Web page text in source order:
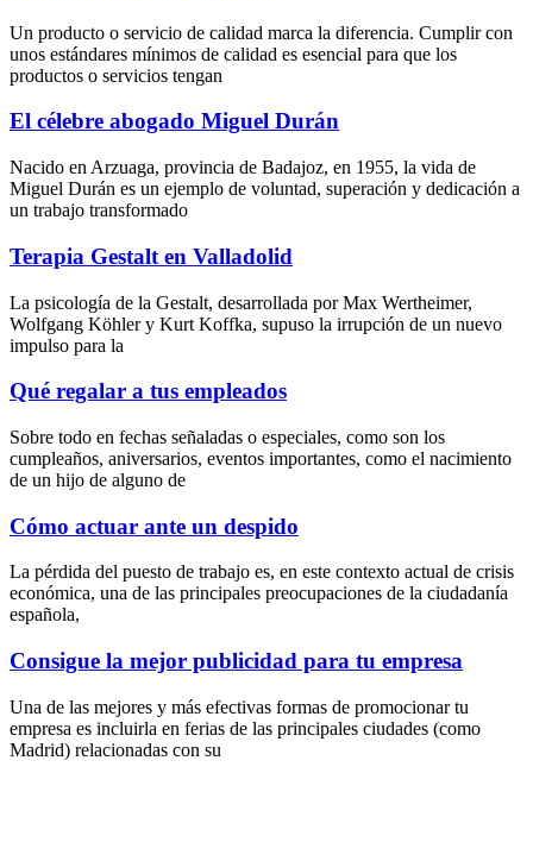
Un producto o servicio de calidad marca la diferencia. Cumplir con
unos estándares mínimos de calidad es esencial para que los
productos o servicios tengan
El célebre abogado Miguel Durán
Nacido en Arzuaga, provincia de Badajoz, en 1955, la vida de
Miguel Durán es un ejemplo de voluntad, superación y dedicación a
un trabajo transformado
Terapia Gestalt en Valladolid
La psicología de la Gestalt, desarrollada por Max Wertheimer,
Wolfgang Köhler y Kurt Koffka, supuso la irrupción de un nuevo
impulso para la
Qué regalar a tus empleados
Sobre todo en fechas señaladas o especiales, como son los
cumpleaños, aniversarios, eventos importantes, como el nacimiento
de un hijo de alguno de
Cómo actuar ante un despido
La pérdida del puesto de trabajo es, en este contexto actual de crisis
económica, una de las principales preocupaciones de la ciudadanía
española,
Consigue la mejor publicidad para tu empresa
Una de las mejores y más efectivas formas de promocionar tu
empresa es incluirla en ferias de las principales ciudades (como
Madrid) relacionadas con su